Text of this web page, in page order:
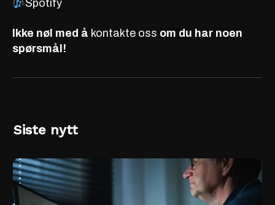
Spotify
Ikke nøl med å kontakte oss om du har noen
spørsmål!
Siste nytt